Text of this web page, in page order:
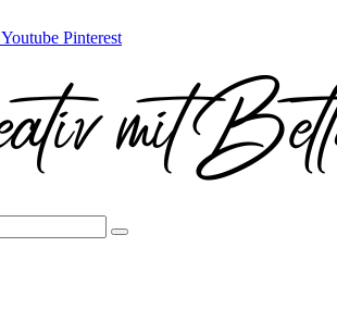
Youtube Pinterest